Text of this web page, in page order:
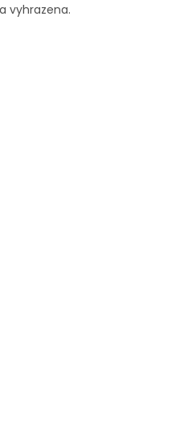
vyhrazena.